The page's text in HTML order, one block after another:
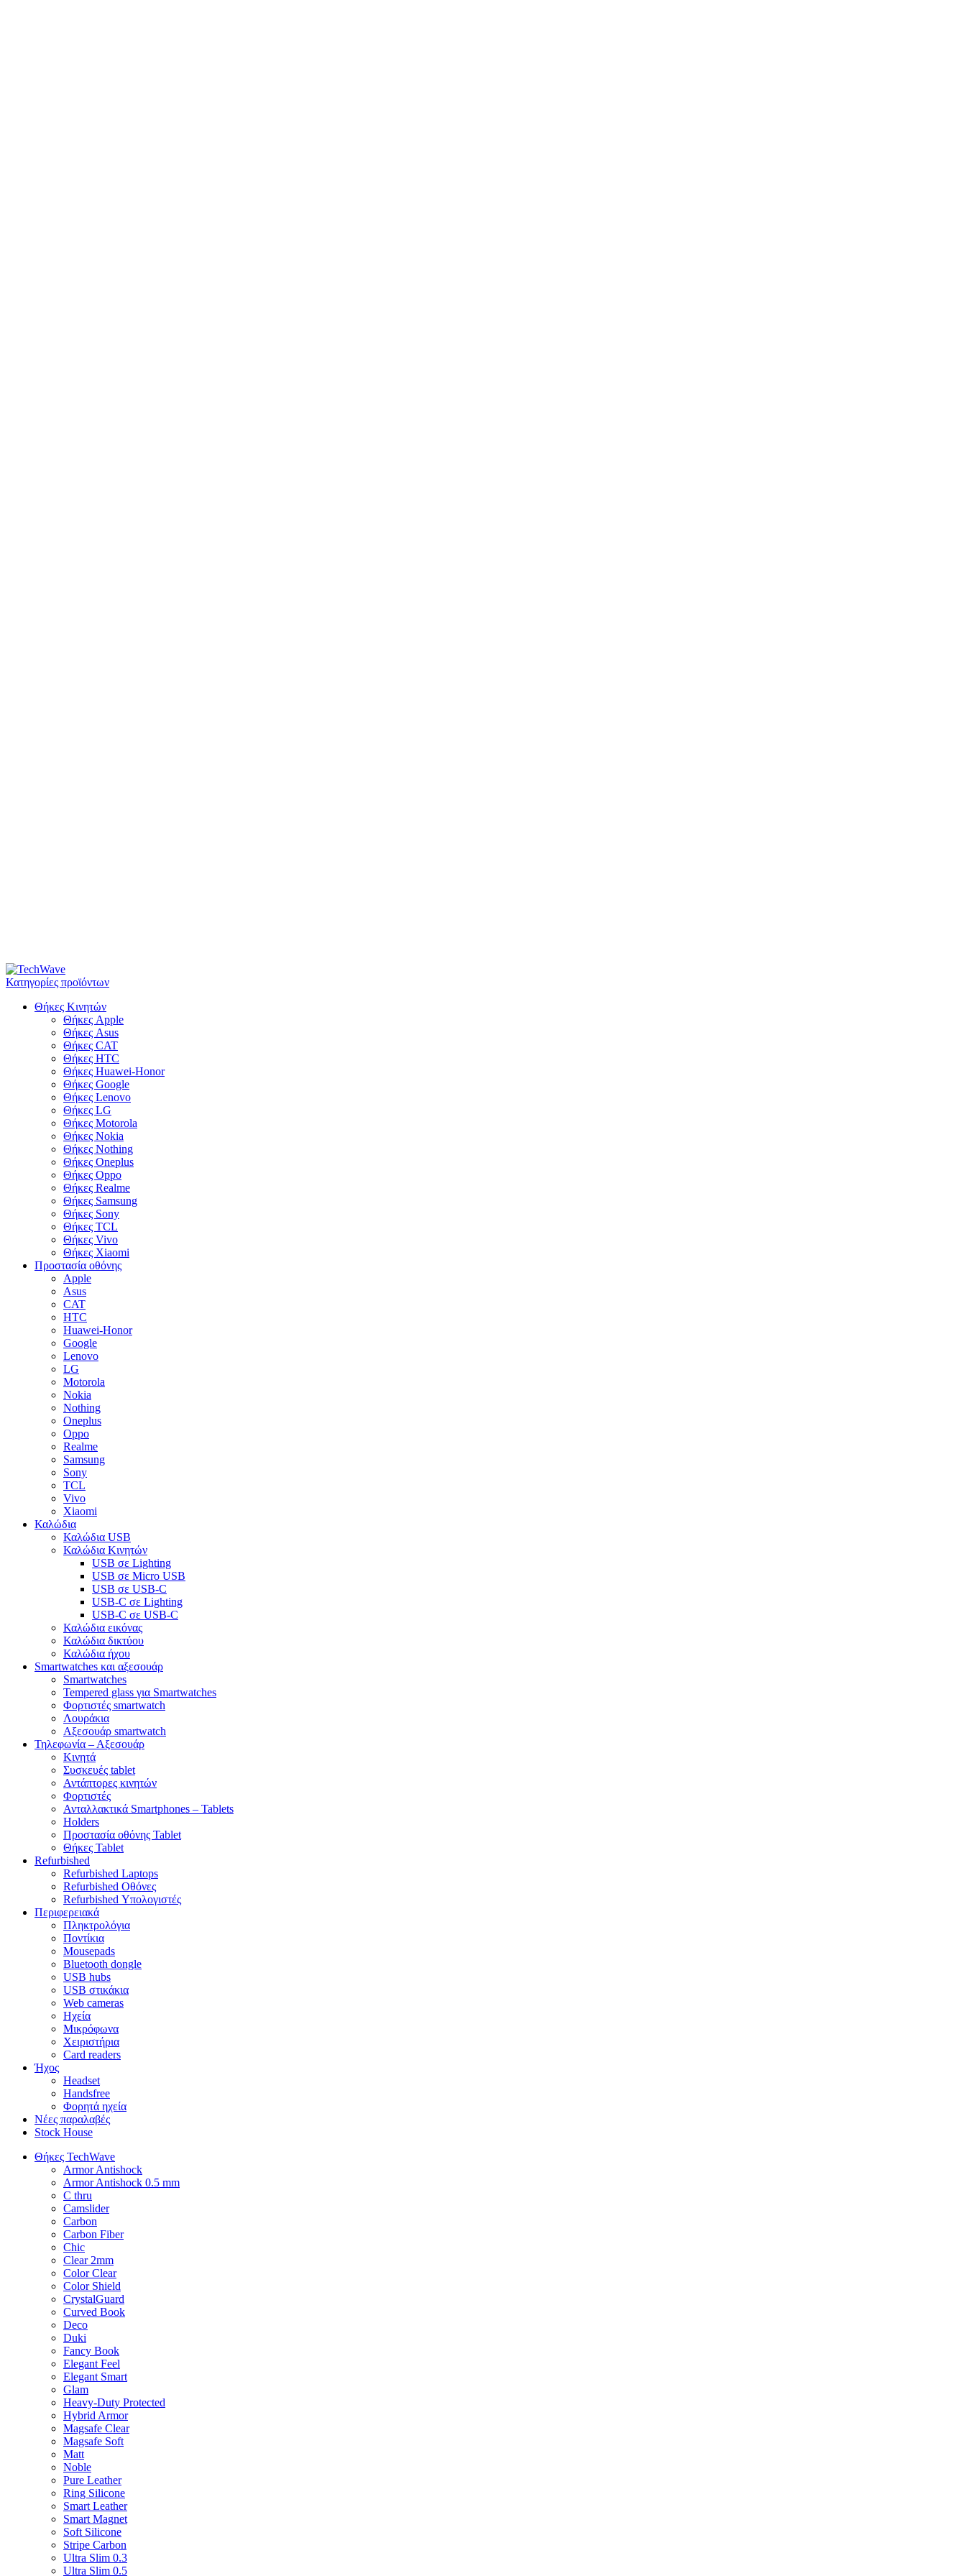
Κατηγορίες προϊόντων
Θήκες Κινητών
Θήκες Apple
Θήκες Asus
Θήκες CAT
Θήκες HTC
Θήκες Huawei-Honor
Θήκες Google
Θήκες Lenovo
Θήκες LG
Θήκες Motorola
Θήκες Nokia
Θήκες Nothing
Θήκες Oneplus
Θήκες Oppo
Θήκες Realme
Θήκες Samsung
Θήκες Sony
Θήκες TCL
Θήκες Vivo
Θήκες Xiaomi
Προστασία οθόνης
Apple
Asus
CAT
HTC
Huawei-Honor
Google
Lenovo
LG
Motorola
Nokia
Nothing
Oneplus
Oppo
Realme
Samsung
Sony
TCL
Vivo
Xiaomi
Καλώδια
Καλώδια USB
Καλώδια Κινητών
USB σε Lighting
USB σε Micro USB
USB σε USB-C
USB-C σε Lighting
USB-C σε USB-C
Καλώδια εικόνας
Καλώδια δικτύου
Καλώδια ήχου
Smartwatches και αξεσουάρ
Smartwatches
Tempered glass για Smartwatches
Φορτιστές smartwatch
Λουράκια
Αξεσουάρ smartwatch
Τηλεφωνία – Αξεσουάρ
Κινητά
Συσκευές tablet
Αντάπτορες κινητών
Φορτιστές
Ανταλλακτικά Smartphones – Tablets
Holders
Προστασία οθόνης Tablet
Θήκες Tablet
Refurbished
Refurbished Laptops
Refurbished Οθόνες
Refurbished Υπολογιστές
Περιφερειακά
Πληκτρολόγια
Ποντίκια
Mousepads
Bluetooth dongle
USB hubs
USB στικάκια
Web cameras
Ηχεία
Μικρόφωνα
Χειριστήρια
Card readers
Ήχος
Headset
Handsfree
Φορητά ηχεία
Νέες παραλαβές
Stock House
Θήκες TechWave
Armor Antishock
Armor Antishock 0.5 mm
C thru
Camslider
Carbon
Carbon Fiber
Chic
Clear 2mm
Color Clear
Color Shield
CrystalGuard
Curved Book
Deco
Duki
Fancy Book
Elegant Feel
Elegant Smart
Glam
Heavy-Duty Protected
Hybrid Armor
Magsafe Clear
Magsafe Soft
Matt
Noble
Pure Leather
Ring Silicone
Smart Leather
Smart Magnet
Soft Silicone
Stripe Carbon
Ultra Slim 0.3
Ultra Slim 0.5